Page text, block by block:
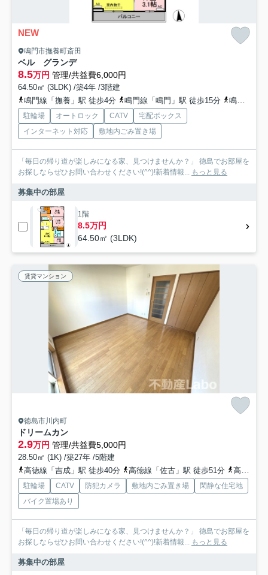
NEW
鳴門市撫養町斎田
ベル グランデ
8.5万円 管理/共益費6,000円
64.50㎡ (3LDK) /築4年 /3階建
鳴門線「撫養」駅 徒歩4分
鳴門線「鳴門」駅 徒歩15分 鳴門線「金比羅前」駅 徒歩22分
駐輪場 オートロック CATV
宅配ボックス
インターネット対応
敷地内ごみ置き場
「毎日の帰り道が楽しみになる家、見つけませんか？」 徳島でお部屋を
お探しならぜひお問い合わせください!(^^)!新着情報... もっと見る
募集中の部屋
1階
8.5万円
64.50㎡ (3LDK)
賃貸マンション
徳島市川内町
ドリームカン
2.9万円 管理/共益費5,000円
28.50㎡ (1K) /築27年 /5階建
高徳線「吉成」駅 徒歩40分
高徳線「佐古」駅 徒歩51分 高徳線「徳島」駅 徒歩55分
駐輪場 CATV 防犯カメラ 敷地内ごみ置き場
閑静な住宅地
バイク置場あり
「毎日の帰り道が楽しみになる家、見つけませんか？」 徳島でお部屋を
お探しならぜひお問い合わせください!(^^)!新着情報... もっと見る
募集中の部屋